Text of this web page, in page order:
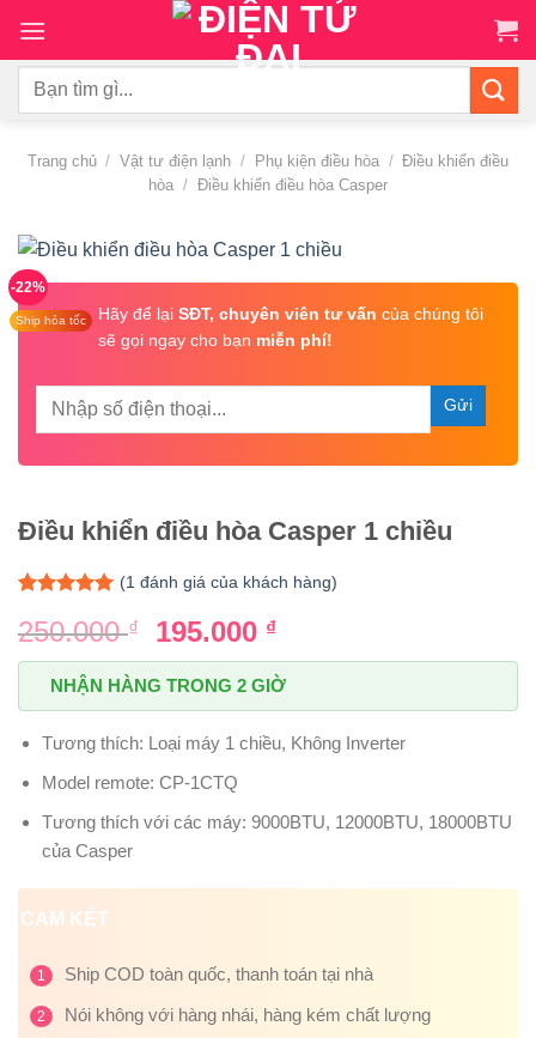
đến
nộiTìm
Trang chủ / Vật tư điện lạnh / Phụ kiện điều hòa / Điều khiển điều
hòa / Điều khiển điều hòa Casper
-22%
Ship hỏa tốc Hãy để lại SĐT, chuyên viên tư vấn của chúng tôi
sẽ gọi ngay cho bạn miễn phí!
Điều khiển điều hòa Casper 1 chiều
dựa trên
(1 đánh giá của khách hàng)
250.000₫
Giá
gốc
là:
250.000 ₫.
195.000 ₫Giá
hiện
tại
là:
195.000 ₫.
NHẬN HÀNG TRONG 2 GIỜ
Tương thích: Loại máy 1 chiều, Không Inverter
Model remote: CP-1CTQ
Tương thích với các máy: 9000BTU, 12000BTU, 18000BTU
của Casper
CAM KẾT
1 Ship COD toàn quốc, thanh toán tại nhà
2 Nói không với hàng nhái, hàng kém chất lượng